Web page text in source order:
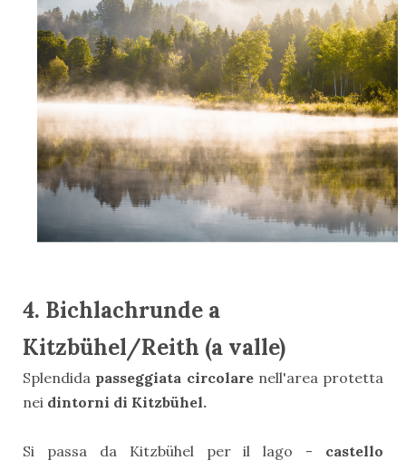
4. Bichlachrunde a
Kitzbühel/Reith (a valle)
Splendida passeggiata circolarenell'area protetta
nei dintorni di Kitzbühel.
Si passa da Kitzbühel per il lago - castello